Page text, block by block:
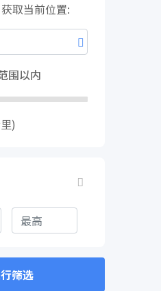
获取当前位置:
围以内
)
筛选